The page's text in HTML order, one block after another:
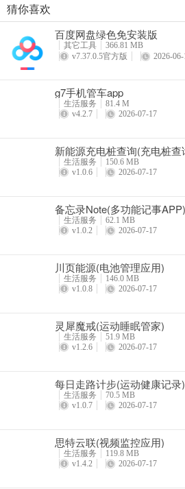
每日走路计步(运动健康记录)
详情
灵犀魔戒(运动睡眠管家)
详情
猜你喜欢
百度网盘绿色免安装版
其它工具
366.81 MB
v7.37.0.5官方版
2026-06-
g7手机管车app
生活服务
81.4 M
v4.2.7
2026-07-17
新能源充电桩查询(充电桩查
生活服务
150.6 MB
v1.0.6
2026-07-17
备忘录Note(多功能记事APP)
生活服务
62.1 MB
v1.0.2
2026-07-17
川页能源(电池管理应用)
生活服务
146.0 MB
v1.0.8
2026-07-17
灵犀魔戒(运动睡眠管家)
生活服务
51.9 MB
v1.2.6
2026-07-17
每日走路计步(运动健康记录)
生活服务
70.5 MB
v1.0.7
2026-07-17
思特云联(视频监控应用)
生活服务
119.8 MB
v1.4.2
2026-07-17